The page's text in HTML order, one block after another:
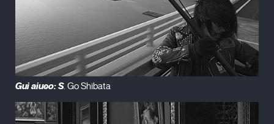
Gui aiueo: S. Go Shibata